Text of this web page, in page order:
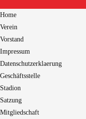
Home
Verein
Vorstand
Impressum
Datenschutzerklaerung
Geschäftsstelle
Stadion
Satzung
Mitgliedschaft